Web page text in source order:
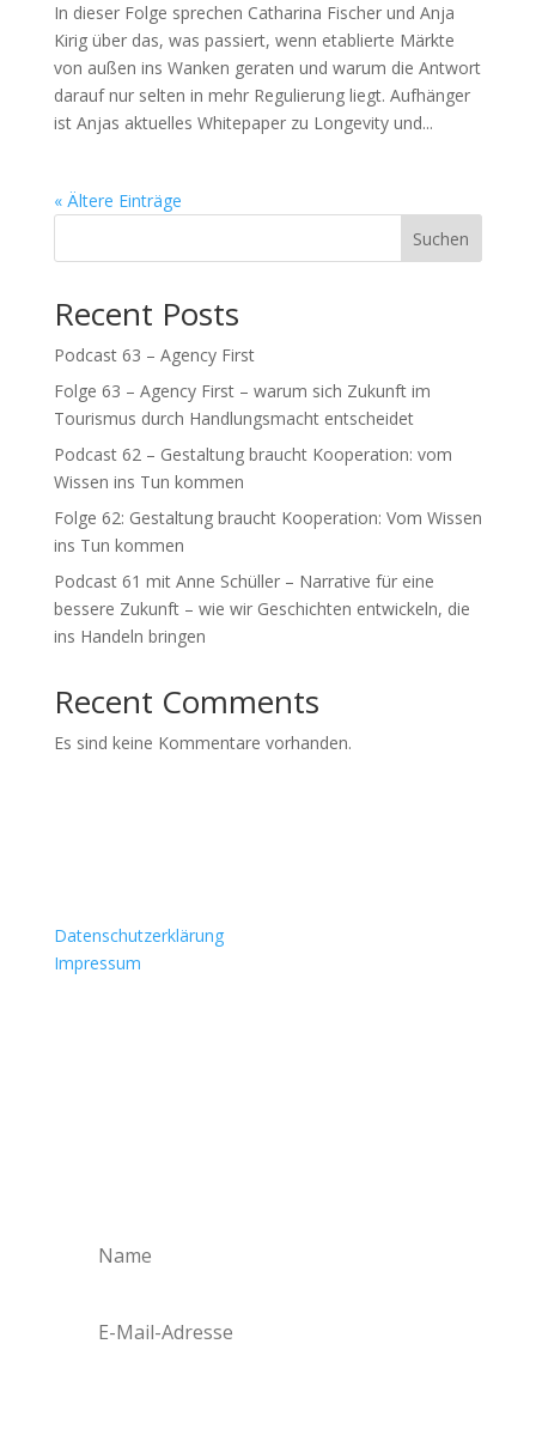
In dieser Folge sprechen Catharina Fischer und Anja
Kirig über das, was passiert, wenn etablierte Märkte
von außen ins Wanken geraten und warum die Antwort
darauf nur selten in mehr Regulierung liegt. Aufhänger
ist Anjas aktuelles Whitepaper zu Longevity und...
« Ältere Einträge
Suchen
Recent Posts
Podcast 63 – Agency First
Folge 63 – Agency First – warum sich Zukunft im
Tourismus durch Handlungsmacht entscheidet
Podcast 62 – Gestaltung braucht Kooperation: vom
Wissen ins Tun kommen
Folge 62: Gestaltung braucht Kooperation: Vom Wissen
ins Tun kommen
Podcast 61 mit Anne Schüller – Narrative für eine
bessere Zukunft – wie wir Geschichten entwickeln, die
ins Handeln bringen
Recent Comments
Es sind keine Kommentare vorhanden.
Datenschutzerklärung
Impressum